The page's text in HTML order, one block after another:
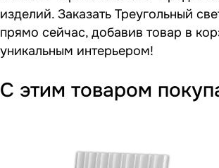
изделий. Заказать Треугольный
прямо сейчас, добавив товар в
уникальным интерьером!
С этим товаром